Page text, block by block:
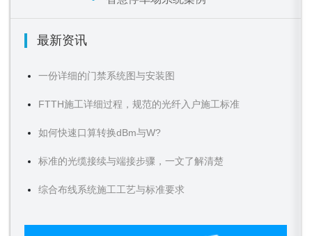
最新资讯
一份详细的门禁系统图与安装图
FTTH施工详细过程，规范的光纤入户施工标准
如何快速口算转换dBm与W?
标准的光缆接续与端接步骤，一文了解清楚
综合布线系统施工工艺与标准要求